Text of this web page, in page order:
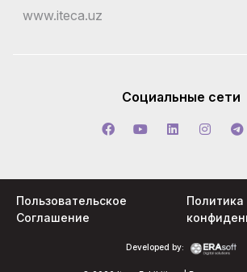
www.iteca.uz
Социальные сети
Developed by:
Пользовательское
Соглашение
Политика